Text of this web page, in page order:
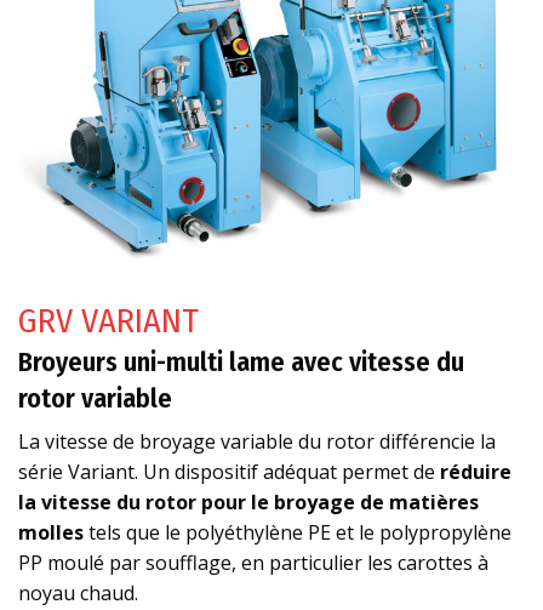
GRV VARIANT
Broyeurs uni-multi lame avec vitesse du
rotor variable
La vitesse de broyage variable du rotor différencie la
série Variant. Un dispositif adéquat permet de réduire
la vitesse du rotor pour le broyage de matières
mollestels que le polyéthylène PE et le polypropylène
PP moulé par soufflage, en particulier les carottes à
noyau chaud.